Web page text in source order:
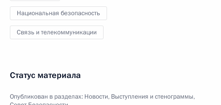
Национальная безопасность
Связь и телекоммуникации
Статус материала
Опубликован в разделах: Новости, Выступления и стенограммы,